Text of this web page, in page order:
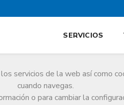
servicios de la web así como
cuando navegas.
o para cambiar la
SERVICIOS
celebra el acto de la profesión médica